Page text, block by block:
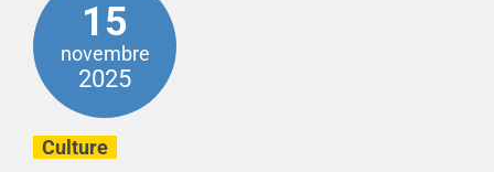
15
novembre
2025
Culture